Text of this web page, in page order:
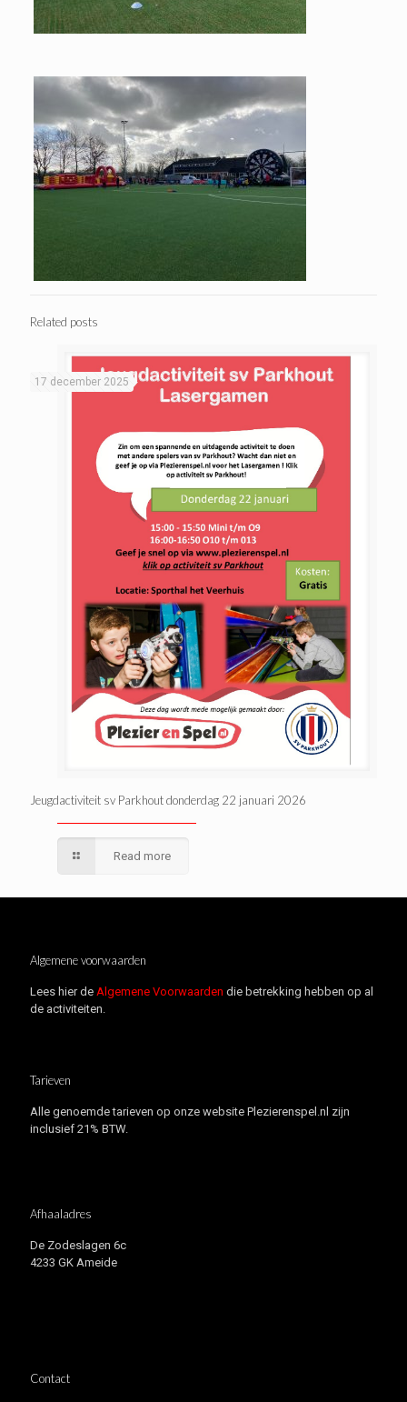
Related posts
17 december 2025
Jeugdactiviteit sv Parkhout donderdag 22 januari 2026
Read more
Algemene voorwaarden
Lees hier de Algemene Voorwaarden die betrekking hebben op al
de activiteiten.
Tarieven
Alle genoemde tarieven op onze website Plezierenspel.nl zijn
inclusief 21% BTW.
Afhaaladres
De Zodeslagen 6c
4233 GK Ameide
Contact